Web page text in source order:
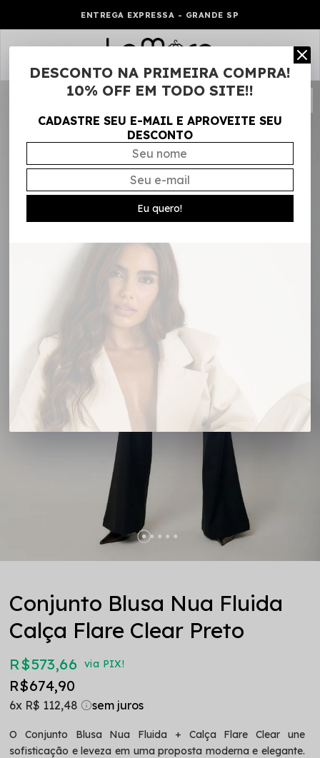
ENTREGA EXPRESSA - GRANDE SP
0
Conjunto Blusa Nua Fluida
Calça Flare Clear Preto
R$ 573,66 via PIX!
R$ 674,90
6x R$ 112,48
O Conjunto Blusa Nua Fluida + Calça Flare Clear une
sofisticação e leveza em uma proposta moderna e elegante.
DESCONTO NA PRIMEIRA COMPRA!
10% OFF EM TODO SITE!!
CADASTRE SEU E-MAIL E APROVEITE SEU
DESCONTO
Eu quero!